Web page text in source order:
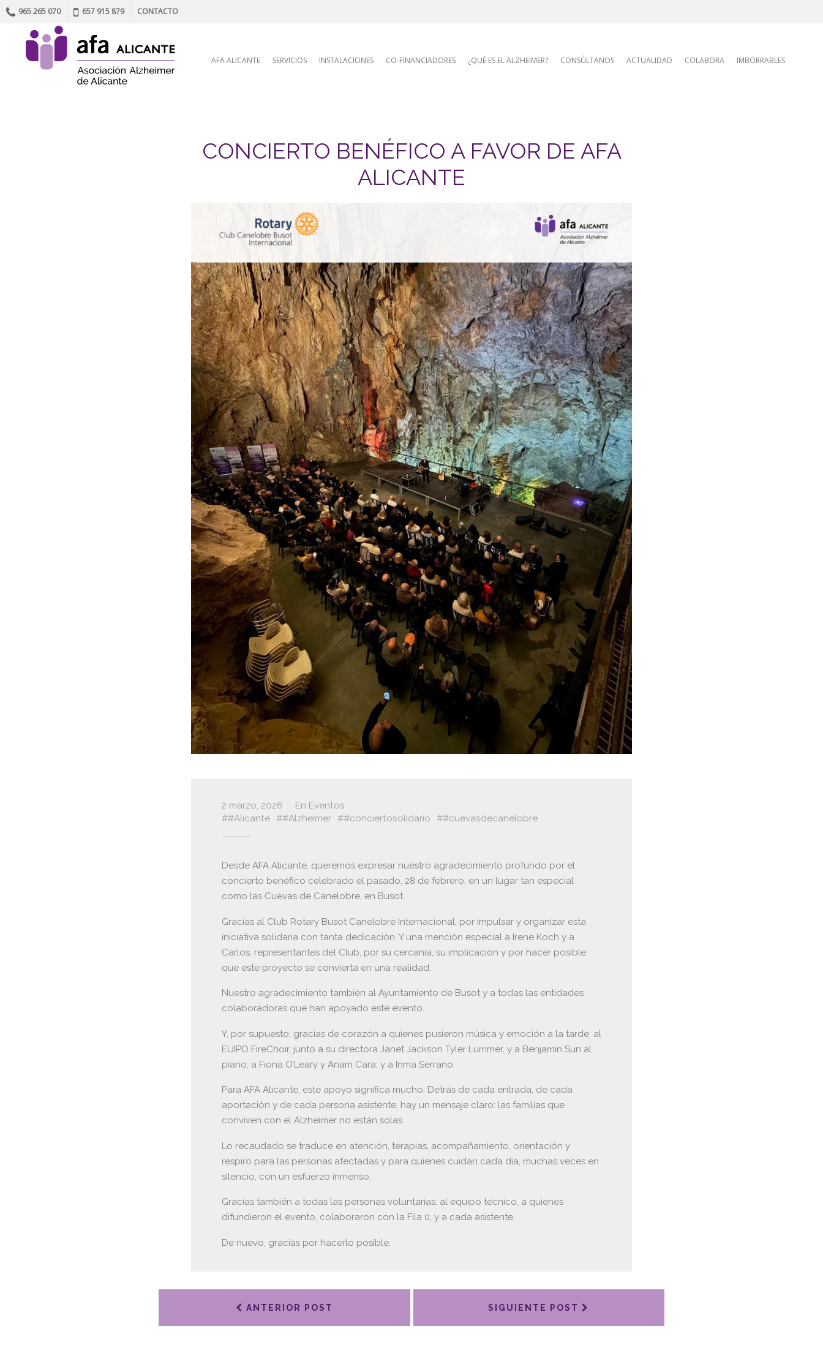
965 265 070 657 915 879 CONTACTO
AFA ALICANTE SERVICIOS INSTALACIONES CO-FINANCIADORES ¿QUÉ ES EL ALZHEIMER? CONSÚLTANOS ACTUALIDAD COLABORA IMBORRABLES
CONCIERTO BENÉFICO A FAVOR DE AFA
ALICANTE
2 marzo, 2026 En Eventos
#Alicante
#Alzheimer #conciertosolidario #cuevasdecanelobre
Desde AFA Alicante, queremos expresar nuestro agradecimiento profundo por el
concierto benéfico celebrado el pasado, 28 de febrero, en un lugar tan especial
como las Cuevas de Canelobre, en Busot.
Gracias al Club Rotary Busot Canelobre Internacional, por impulsar y organizar esta
iniciativa solidaria con tanta dedicación. Y una mención especial a Irene Koch y a
Carlos, representantes del Club, por su cercanía, su implicación y por hacer posible
que este proyecto se convierta en una realidad.
Nuestro agradecimiento también al Ayuntamiento de Busot y a todas las entidades
colaboradoras que han apoyado este evento.
Y, por supuesto, gracias de corazón a quienes pusieron música y emoción a la tarde: al
EUIPO FireChoir, junto a su directora Janet Jackson Tyler Lummer, y a Benjamin Sun al
piano; a Fiona O’Leary y Anam Cara; y a Inma Serrano.
Para AFA Alicante, este apoyo significa mucho. Detrás de cada entrada, de cada
aportación y de cada persona asistente, hay un mensaje claro: las familias que
conviven con el Alzheimer no están solas.
Lo recaudado se traduce en atención, terapias, acompañamiento, orientación y
respiro para las personas afectadas y para quienes cuidan cada día, muchas veces en
silencio, con un esfuerzo inmenso.
Gracias también a todas las personas voluntarias, al equipo técnico, a quienes
difundieron el evento, colaboraron con la Fila 0, y a cada asistente.
De nuevo, gracias por hacerlo posible.
ANTERIOR POST SIGUIENTE POST